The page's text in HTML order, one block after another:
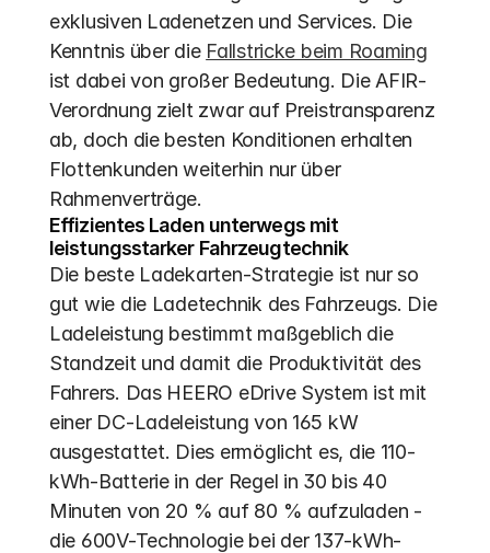
exklusiven Ladenetzen und Services. Die
Kenntnis über die Fallstricke beim Roaming
ist dabei von großer Bedeutung. Die AFIR-
Verordnung zielt zwar auf Preistransparenz
ab, doch die besten Konditionen erhalten
Flottenkunden weiterhin nur über
Rahmenverträge.
Effizientes Laden unterwegs mit
leistungsstarker Fahrzeugtechnik
Die beste Ladekarten-Strategie ist nur so
gut wie die Ladetechnik des Fahrzeugs. Die
Ladeleistung bestimmt maßgeblich die
Standzeit und damit die Produktivität des
Fahrers. Das HEERO eDrive System ist mit
einer DC-Ladeleistung von 165 kW
ausgestattet. Dies ermöglicht es, die 110-
kWh-Batterie in der Regel in 30 bis 40
Minuten von 20 % auf 80 % aufzuladen -
die 600V-Technologie bei der 137-kWh-